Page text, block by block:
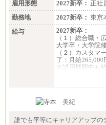
雇用形態
2027新卒： 正社
勤務地
2027新卒： 東京
給与
2027新卒：
（１）総合職
大学卒・大学院
（２）カスタ
了：月給265,000
※試用期間中も
誰でも平等にキャリアアップの